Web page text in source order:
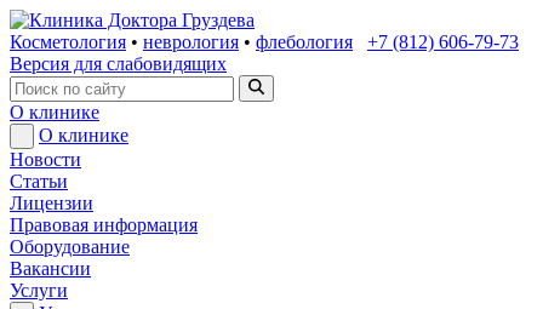
Косметология • неврология • флебология
+7 (812) 606-79-73
Версия для слабовидящих
О клинике
О клинике
Новости
Статьи
Лицензии
Правовая информация
Оборудование
Вакансии
Услуги